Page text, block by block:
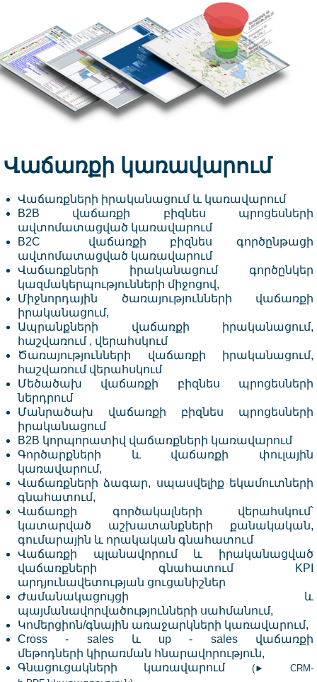
Վաճառքի կառավարում
Վաճառքների իրականացում և կառավարում
B2B վաճառքի բիզնես պրոցեսների
ավտոմատացված կառավարում
B2C
վաճառքի բիզնես գործընթացի
ավտոմատացված կառավարում
Վաճառքների իրականացում գործընկեր
կազմակերպությունների միջոցով,
Միջնորդային ծառայությունների վաճառքի
իրականացում,
Ապրանքների վաճառքի իրականացում,
հաշվառում , վերահսկում
Ծառայությունների վաճառքի իրականացում,
հաշվառում վերահսկում
Մեծածախ վաճառքի բիզնես պրոցեսների
ներդրում
Մանրածախ վաճառքի բիզնես պրոցեսների
իրականացում
B2B կորպորատիվ վաճառքների կառավարում
Գործարքների և վաճառքի փուլային
կառավարում,
Վաճառքների ձագար, սպասվելիք եկամուտների
գնահատում,
Վաճառքի գործակալների վերահսկում՝
կատարված աշխատանքների քանակական,
գումարային և որակական գնահատում
Վաճառքի պլանավորում և իրականացված
վաճառքների գնահատում KPI
արդյունավետության ցուցանիշներ
Ժամանակացույցի և
պայմանավորվածությունների սահմանում,
Կոմերցիոն/գնային առաջարկների կառավարում,
Cross - sales և up - sales վաճառքի
մեթոդների կիրառման հնարավորություն,
Գնացուցակների կառավարում (► CRM-